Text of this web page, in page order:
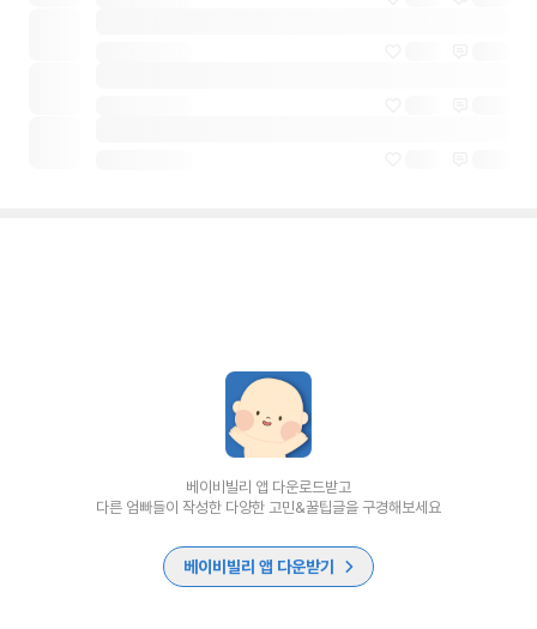
베이비빌리 앱 다운로드받고
다른 엄빠들이 작성한 다양한 고민&꿀팁글을 구경해보세요
베이비빌리 앱 다운받기